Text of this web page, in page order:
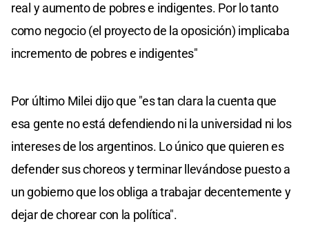
real y aumento de pobres e indigentes. Por lo tanto
como negocio (el proyecto de la oposición) implicaba
incremento de pobres e indigentes"
Por último Milei dijo que "es tan clara la cuenta que
esa gente no está defendiendo ni la universidad ni los
intereses de los argentinos. Lo único que quieren es
defender sus choreos y terminar llevándose puesto a
un gobierno que los obliga a trabajar decentemente y
dejar de chorear con la política".